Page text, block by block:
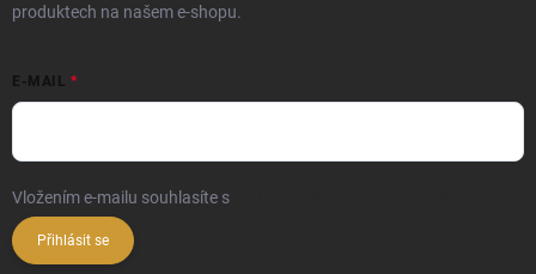
produktech na našem e-shopu.
E-MAIL
Vložením e-mailu souhlasíte s
Přihlásit se